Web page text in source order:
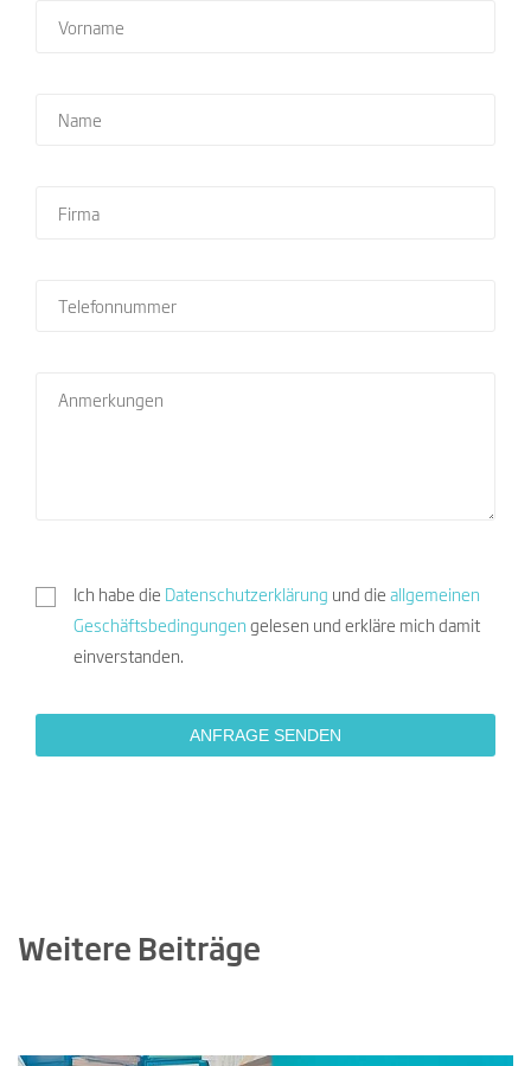
Ich habe die Datenschutzerklärung und die allgemeinen
Geschäftsbedingungen gelesen und erkläre mich damit
einverstanden.
Weitere Beiträge